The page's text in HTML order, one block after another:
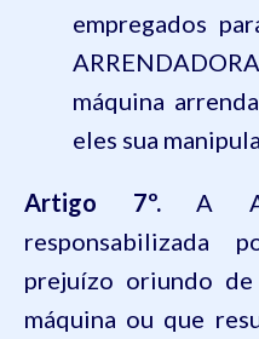
empregados
máquina
eles sua
Artigo 7º.A
prejuízo oriundo
máquina ou que